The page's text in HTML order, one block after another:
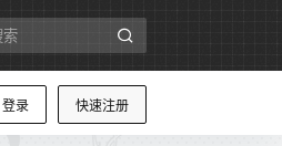
登录 快速注册